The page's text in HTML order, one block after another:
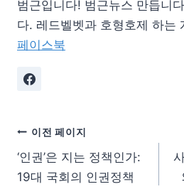
범근입니다! 범근뉴스 만듭니
다. 레드벨벳과 호형호제 하는
페이스북
이전 페이지
‘인권’은 지는 정책인가:
19대 국회의 인권정책